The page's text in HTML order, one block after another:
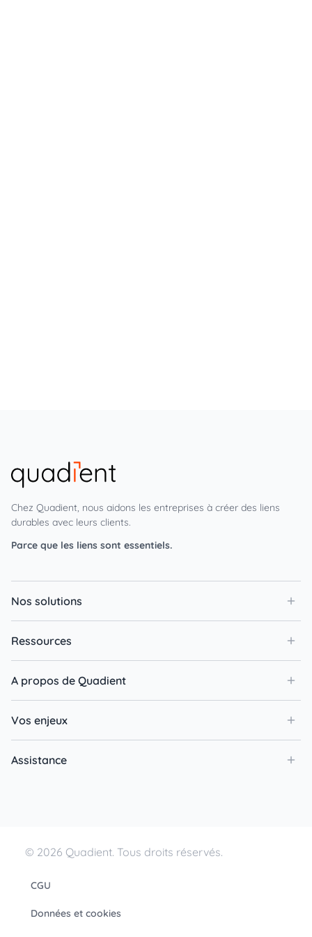
Chez Quadient, nous aidons les entreprises à créer des liens
durables avec leurs clients.
Parce que les liens sont essentiels.
Nos solutions
Ressources
A propos de Quadient
Vos enjeux
Assistance
© 2026 Quadient. Tous droits réservés.
CGU
Données et cookies